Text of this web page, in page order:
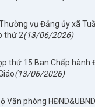
vụ Đảng ủy xã
thứ 2(13/06/2026)
thứ 15 Ban Chấp hành
(13/06/2026)
Văn phòng